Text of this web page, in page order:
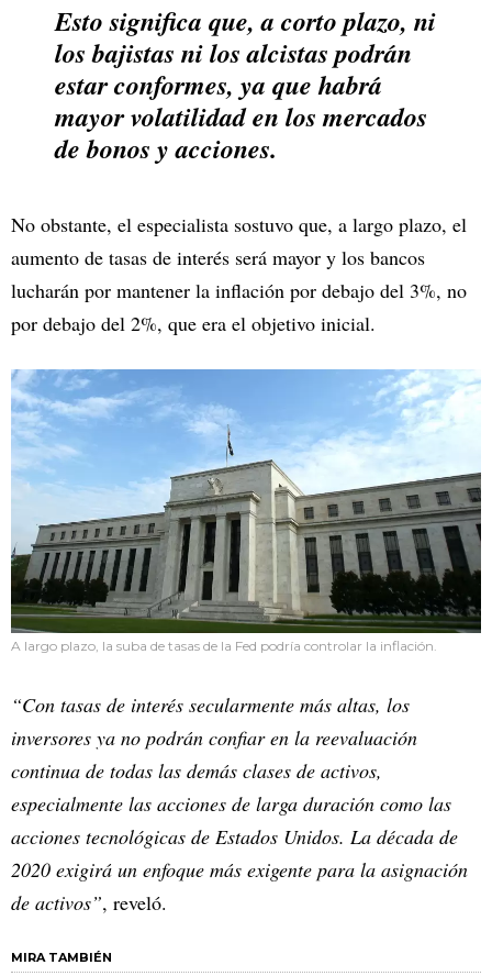
Esto significa que, a corto plazo, ni
los bajistas ni los alcistas podrán
estar conformes, ya que habrá
mayor volatilidad en los mercados
de bonos y acciones.
No obstante, el especialista sostuvo que, a largo plazo, el
aumento de tasas de interés será mayor y los bancos
lucharán por mantener la inflación por debajo del 3%, no
por debajo del 2%, que era el objetivo inicial.
A largo plazo, la suba de tasas de la Fed podría controlar la inflación.
“Con tasas de interés secularmente más altas, los
inversores ya no podrán confiar en la reevaluación
continua de todas las demás clases de activos,
especialmente las acciones de larga duración como las
acciones tecnológicas de Estados Unidos. La década de
2020 exigirá un enfoque más exigente para la asignación
de activos”, reveló.
MIRA TAMBIÉN